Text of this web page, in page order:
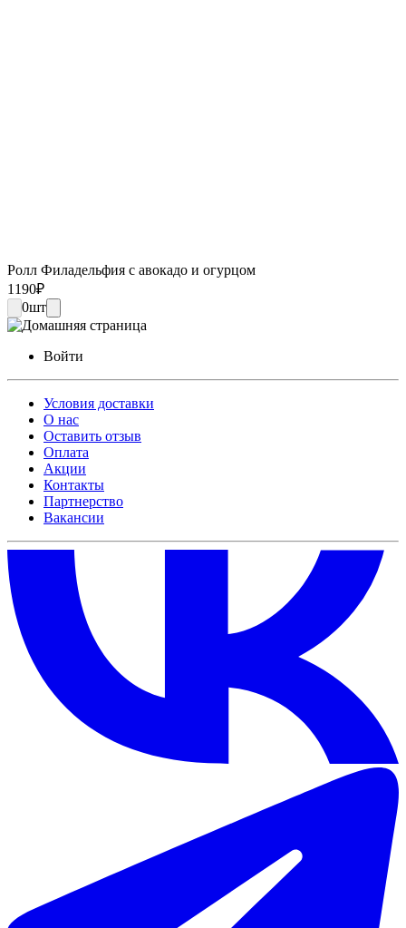
Ролл Филадельфия с авокадо и огурцом
1190₽
0шт
Войти
Условия доставки
О нас
Оставить отзыв
Оплата
Акции
Контакты
Партнерство
Вакансии